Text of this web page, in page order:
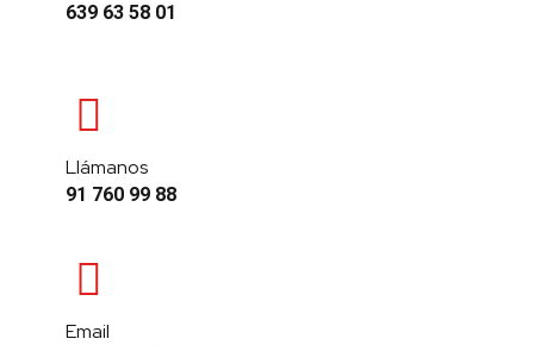
639 63 58 01
Llámanos
91 760 99 88
Email